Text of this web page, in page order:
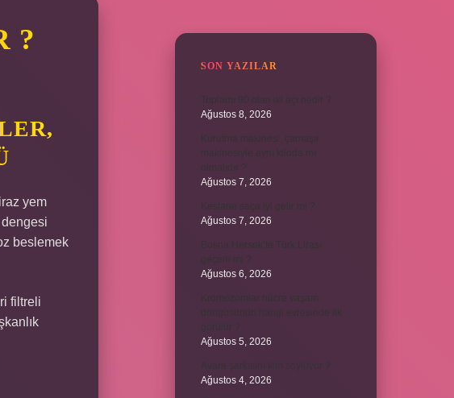
?
yem
beslemek
filtreli
SON YAZILAR
Toplamı 90 olan iki açı nedir ?
Ağustos 8, 2026
Kurutma makinesi, çamaşır
makinesiyle aynı kiloda mı
olmalıdır ?
Ağustos 7, 2026
Kestane saça iyi gelir mi ?
Ağustos 7, 2026
Bosna Hersek’te Türk Lirası
geçerli mi ?
Ağustos 6, 2026
Kromozomlar hücre yaşam
döngüsünün hangi evresinde ilk
görülür ?
Ağustos 5, 2026
Avare şarkısını kim söylüyor ?
Ağustos 4, 2026